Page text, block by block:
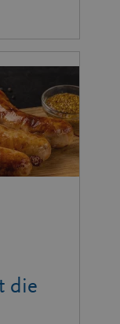
die